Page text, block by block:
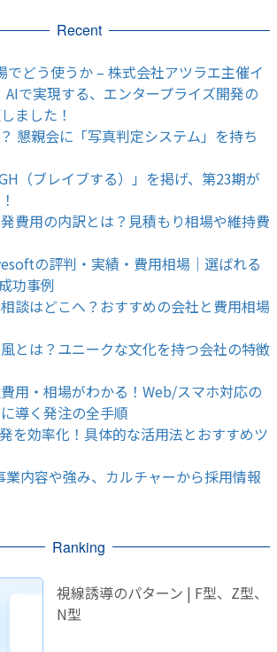
Recent
どう使うか – 株式会社アツラエ主催イ
で実現する、エンタープライズ開発の
ました！
懇親会に「写真判定システム」を持ち
（ブレイブする）」を掲げ、第23期が
費用の内訳とは？見積もり相場や維持費
の評判・実績・費用相場｜選ばれる
功事例
談はどこへ？おすすめの会社と費用相場
とは？ユニークな文化を持つ会社の特徴
用・相場がわかる！Web/スマホ対応の
導く発注の全手順
を効率化！具体的な活用法とおすすめツ
内容や強み、カルチャーから採用情報
Ranking
視線誘導のパターン | F型、Z型、
N型